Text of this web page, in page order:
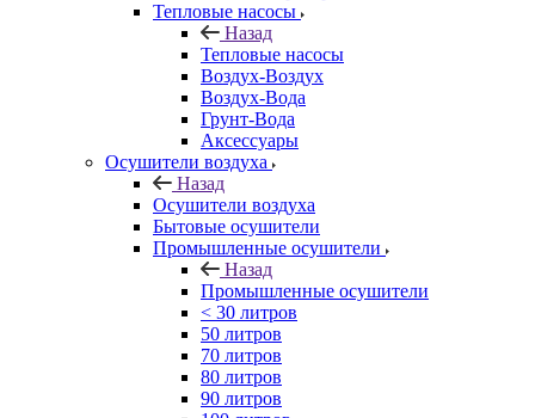
Тепловые насосы
Назад
Тепловые насосы
Воздух-Воздух
Воздух-Вода
Грунт-Вода
Аксессуары
Осушители воздуха
Назад
Осушители воздуха
Бытовые осушители
Промышленные осушители
Назад
Промышленные осушители
< 30 литров
50 литров
70 литров
80 литров
90 литров